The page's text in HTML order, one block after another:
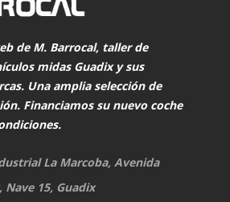
de M. Barrocal, taller de
midas Guadix y sus
Una amplia selección de
Financiamos su nuevo coche
La Marcoba, Avenida
Nave 15, Guadix